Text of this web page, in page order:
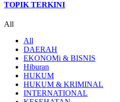
TOPIK TERKINI
All
All
DAERAH
EKONOMi & BISNIS
Hiburan
HUKUM
HUKUM & KRIMINAL
INTERNATIONAL